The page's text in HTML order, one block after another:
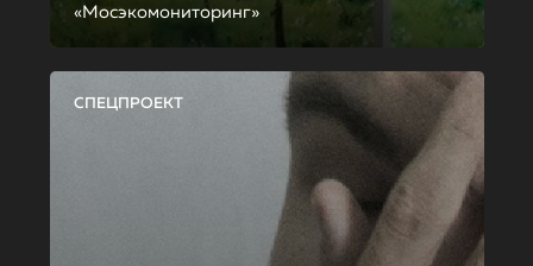
«Мосэкомониторинг»
СПЕЦПРОЕКТ